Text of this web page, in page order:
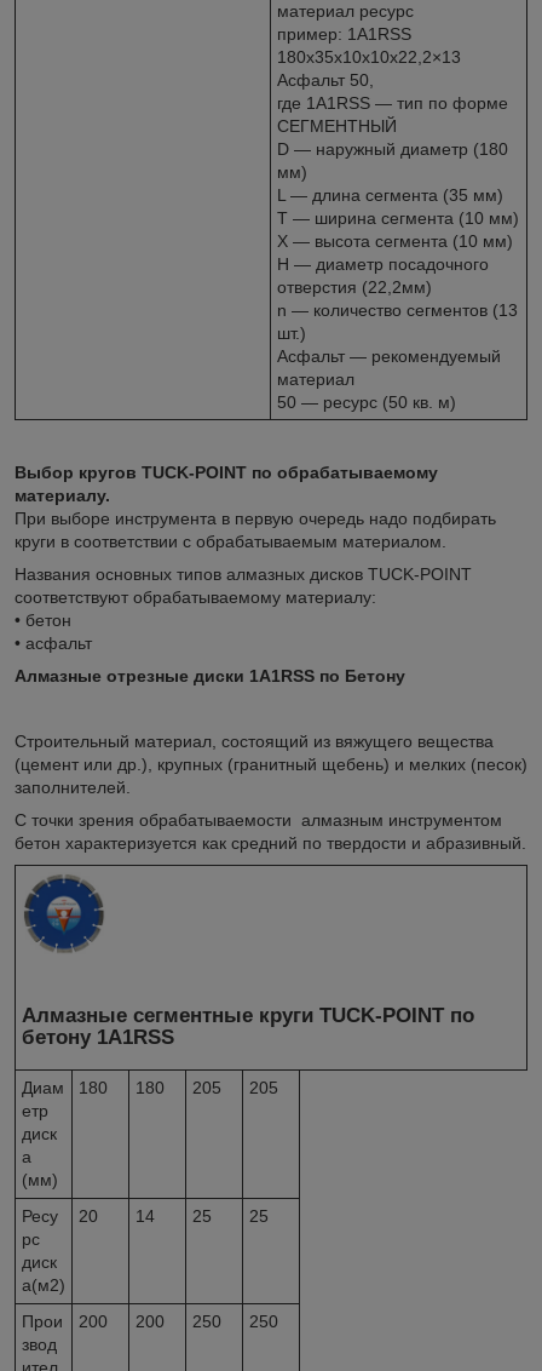
материал ресурс
пример: 1A1RSS
180x35x10x10x22,2×13
Асфальт 50,
где 1A1RSS — тип по форме
СЕГМЕНТНЫЙ
D — наружный диаметр (180
мм)
L — длина сегмента (35 мм)
T — ширина сегмента (10 мм)
X — высота сегмента (10 мм)
H — диаметр посадочного
отверстия (22,2мм)
n — количество сегментов (13
шт.)
Асфальт — рекомендуемый
материал
50 — ресурс (50 кв. м)
Выбор кругов TUCK-POINT по обрабатываемому
материалу.
При выборе инструмента в первую очередь надо подбирать
круги в соответствии с обрабатываемым материалом.
Названия основных типов алмазных дисков TUCK-POINT
соответствуют обрабатываемому материалу:
• бетон
• асфальт
Алмазные отрезные диски 1A1RSS по Бетону
Строительный материал, состоящий из вяжущего вещества
(цемент или др.), крупных (гранитный щебень) и мелких (песок)
заполнителей.
С точки зрения обрабатываемости алмазным инструментом
бетон характеризуется как средний по твердости и абразивный.
Алмазные сегментные круги TUCK-POINT по
бетону 1A1RSS
Диам
етр
диск
а
(мм)
180 180 205 205
Ресу
рс
диск
а(м2)
20 14 25 25
Прои
звод
200 200 250 250